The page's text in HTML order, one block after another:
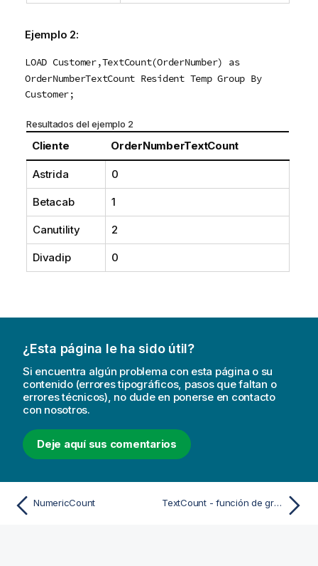
Ejemplo 2:
LOAD Customer,TextCount(OrderNumber) as
OrderNumberTextCount Resident Temp Group By
Customer;
Resultados del ejemplo 2
Cliente OrderNumberTextCount
Astrida 0
Betacab 1
Canutility 2
Divadip 0
¿Esta página le ha sido útil?
Si encuentra algún problema con esta página o su
contenido (errores tipográficos, pasos que faltan o
errores técnicos), no dude en ponerse en contacto
con nosotros.
Deje aquí sus comentarios
NumericCount TextCount - función de gráfico